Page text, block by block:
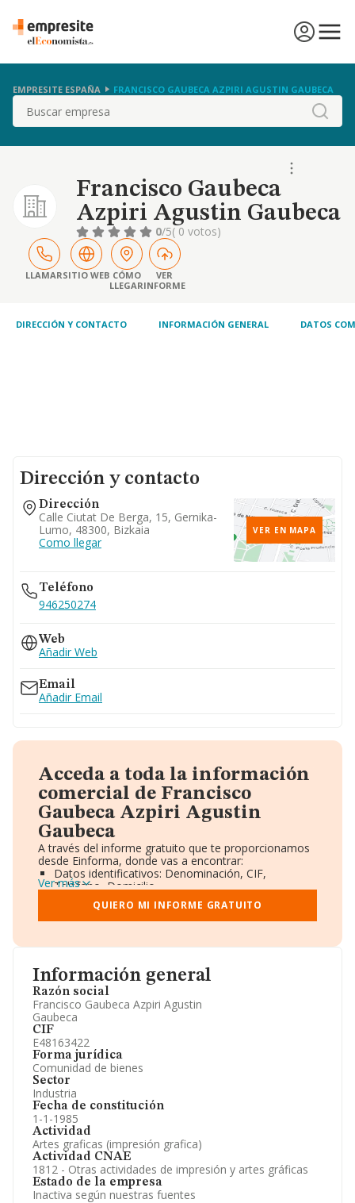
EMPRESITE ESPAÑA FRANCISCO GAUBECA AZPIRI AGUSTIN GAUBECA
Buscar
Francisco Gaubeca
Azpiri Agustin Gaubeca
0/5( 0 votos)
LLAMARSITIO WEB CÓMO
LLEGAR
VER
INFORME
DIRECCIÓN Y CONTACTO INFORMACIÓN GENERAL DATOS
Información general
Razón social
Francisco Gaubeca Azpiri Agustin
Gaubeca
CIF
E48163422
Forma jurídica
Comunidad de bienes
Sector
Industria
Fecha de constitución
1-1-1985
Actividad
Artes graficas (impresión grafica)
Actividad CNAE
1812 - Otras actividades de impresión y artes gráficas
Estado de la empresa
Inactiva según nuestras fuentes
Dirección y contacto
Dirección
Calle Ciutat De Berga, 15, Gernika-
Lumo, 48300, Bizkaia
Como llegar
VER EN MAPA
Teléfono
946250274
Web
Añadir Web
Email
Añadir Email
Acceda a toda la información
comercial de Francisco
Gaubeca Azpiri Agustin
Gaubeca
A través del informe gratuito que te proporcionamos
desde Einforma, donde vas a encontrar:
Datos identificativos: Denominación, CIF,
Teléfono, Domicilio.
Informe Mercantil Completo (BORME).
Gráficos de Evolución Ventas y Empleados.
Consejo de Administración y Administradores.
Accionistas.
Artículos de prensa publicados sobre la empresa.
Información oficial y registral complementaria.
Ver más
QUIERO MI INFORME GRATUITO